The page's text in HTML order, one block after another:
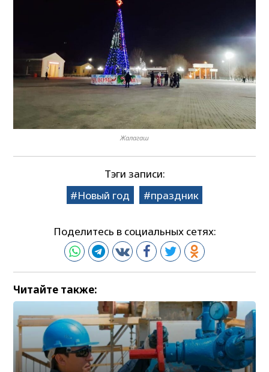
Жалагаш
Тэги записи:
Новый год
праздник
Поделитесь в социальных сетях:
Читайте также: